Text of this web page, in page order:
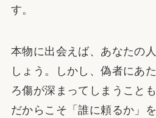
す。
本物に出会えば、あなたの
しょう。しかし、偽者にあ
ろ傷が深まってしまうこと
だからこそ「誰に頼るか」